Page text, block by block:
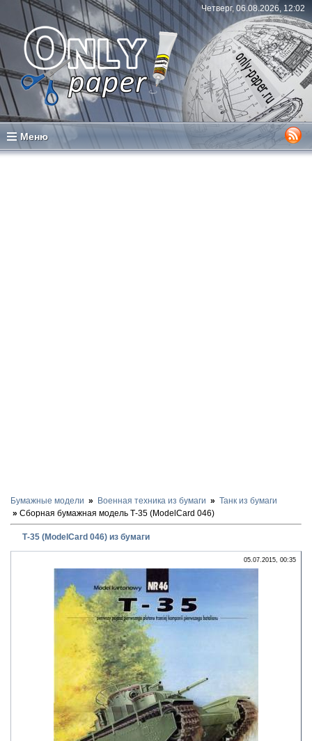
Четверг, 06.08.2026, 12:02
Меню
Бумажные модели Военная техника из бумаги
Танк из бумаги
Сборная бумажная модель Т-35 (ModelCard 046)
Т-35 (ModelCard 046) из бумаги
05.07.2015, 00:35